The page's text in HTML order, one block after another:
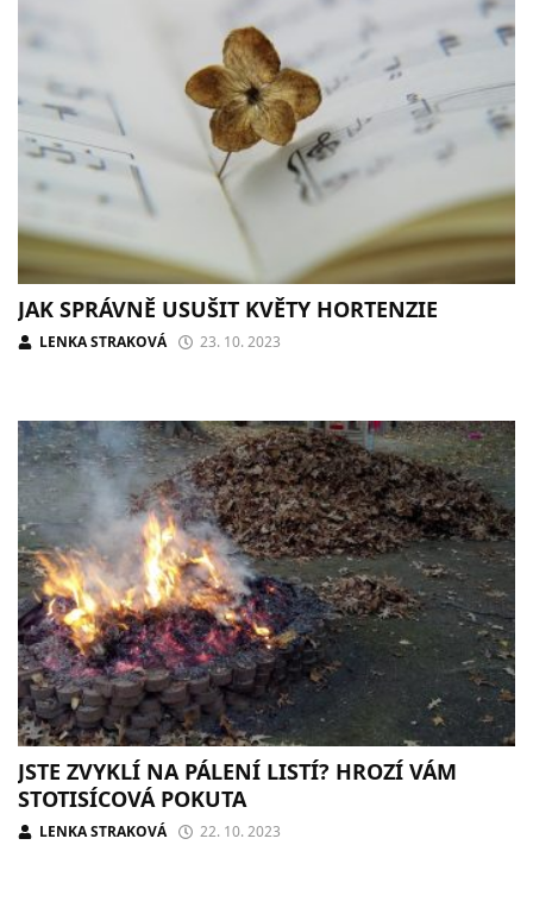
JAK SPRÁVNĚ USUŠIT KVĚTY HORTENZIE
LENKA STRAKOVÁ 23. 10. 2023
JSTE ZVYKLÍ NA PÁLENÍ LISTÍ? HROZÍ VÁM
STOTISÍCOVÁ POKUTA
LENKA STRAKOVÁ 22. 10. 2023